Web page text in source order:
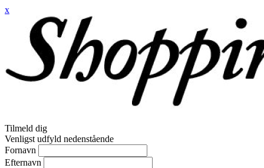
x
Tilmeld dig
Venligst udfyld nedenstående
Fornavn
Efternavn